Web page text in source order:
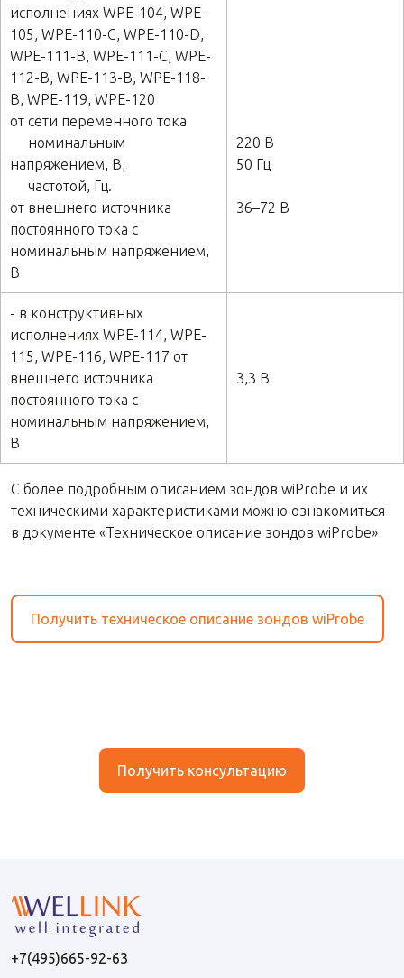
исполнениях WPE-104, WPE-
105, WPE-110-С, WPE-110-D,
WPE-111-B, WPE-111-C, WPE-
112-B, WPE-113-B, WPE-118-
B, WPE-119, WPE-120
от сети переменного тока
номинальным
напряжением, В,
частотой, Гц.
от внешнего источника
постоянного тока с
номинальным напряжением,
В
220 В
50 Гц
36–72 В
- в конструктивных
исполнениях WPE-114, WPE-
115, WPE-116, WPE-117 от
внешнего источника
постоянного тока с
номинальным напряжением,
В
3,3 В
С более подробным описанием зондов wiProbe и их
техническими характеристиками можно ознакомиться
в документе «Техническое описание зондов wiProbe»
Получить техническое описание зондов wiProbe
Получить консультацию
+7(495)665-92-63